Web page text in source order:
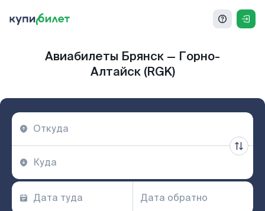
Авиабилеты Брянск — Горно-
Алтайск (RGK)